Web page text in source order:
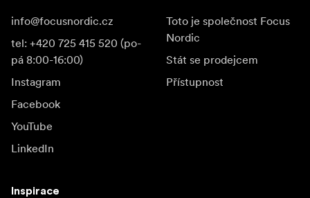
info@focusnordic.cz
tel: +420 725 415 520 (po-
pá 8:00-16:00)
Instagram
Facebook
YouTube
LinkedIn
Toto je společnost Focus
Nordic
Stát se prodejcem
Přístupnost
Inspirace